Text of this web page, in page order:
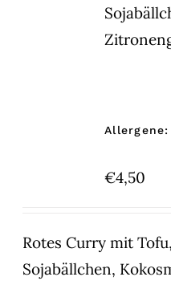
€4,50
Rotes Curry mit Tofu,
Sojabällchen,